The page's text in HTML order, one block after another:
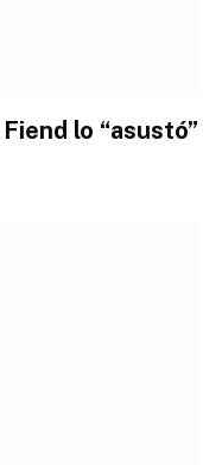
lo “asustó”